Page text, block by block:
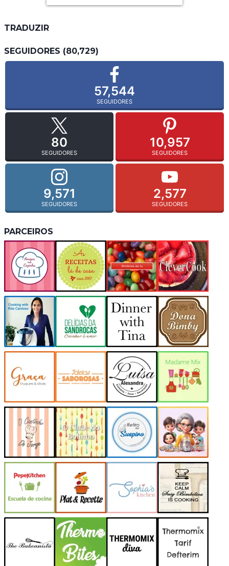
TRADUZIR
SEGUIDORES (80,729)
57,544
SEGUIDORES
80
SEGUIDORES
10,957
SEGUIDORES
9,571
SEGUIDORES
2,577
SEGUIDORES
PARCEIROS